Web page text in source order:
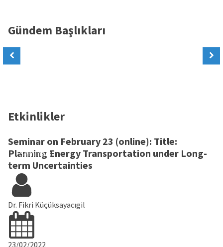
Gündem Başlıkları
Etkinlikler
Seminars
Seminar on February 23 (online): Title:
Planning Energy Transportation under Long-
term Uncertainties
Dr. Fikri Küçüksayacıgil
23/02/2022